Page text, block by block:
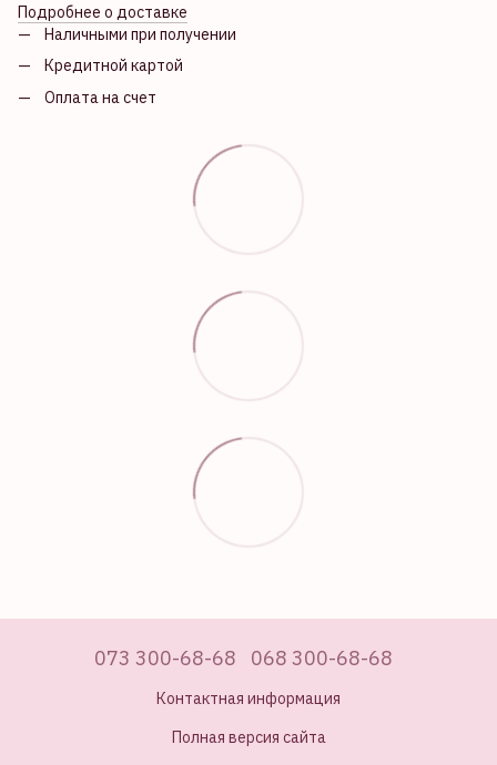
Подробнее о доставке
Наличными при получении
Кредитной картой
Оплата на счет
073 300-68-68 068 300-68-68
Контактная информация
Полная версия сайта